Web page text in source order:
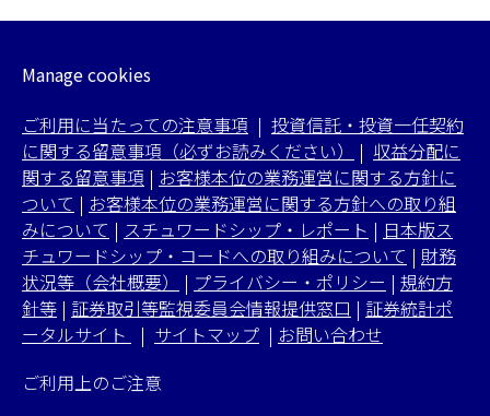
Manage cookies
ご利用に当たっての注意事項 | 投資信託・投資一任契約
に関する留意事項（必ずお読みください）
| 収益分配に
関する留意事項 | お客様本位の業務運営に関する方針に
ついて | お客様本位の業務運営に関する方針への取り組
みについて | スチュワードシップ・レポート | 日本版ス
チュワードシップ・コードへの取り組みについて | 財務
状況等（会社概要）
| プライバシー・ポリシー | 規約方
針等 | 証券取引等監視委員会情報提供窓口 | 証券統計ポ
ータルサイト
| サイトマップ | お問い合わせ
ご利用上のご注意